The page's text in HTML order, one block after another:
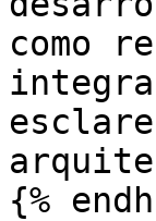
como
{%